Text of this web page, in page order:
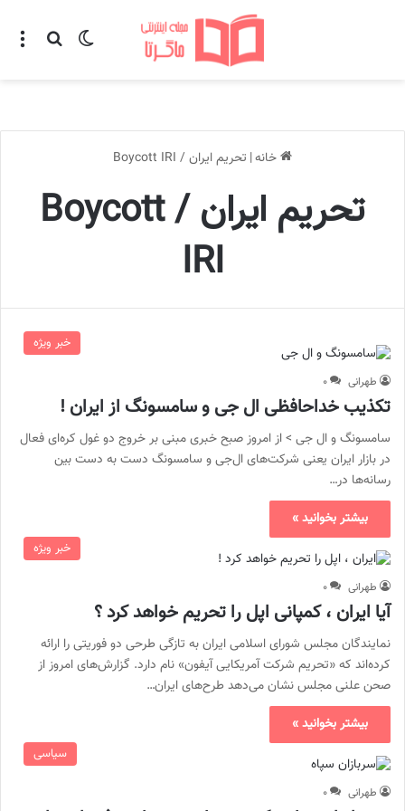
تغییر پوسته
خانه| تحریم ایران / Boycott IRI
تحریم ایران / Boycott
IRI
خبر ویژه
طهرانی ۰
تکذیب خداحافظی ال جی و سامسونگ از ایران !
سامسونگ و ال جی >‌ از امروز صبح خبری مبنی بر خروج دو غول کره‌ای فعال
در بازار ایران یعنی شرکت‌های ال‌جی و سامسونگ دست به دست بین
رسانه‌ها در…
بیشتر بخوانید »
خبر ویژه
طهرانی ۰
آیا ایران ، کمپانی اپل را تحریم خواهد کرد ؟
نمایندگان مجلس شورای اسلامی ایران به‌ تازگی طرحی دو فوریتی را ارائه
کرده‌اند که «تحریم شرکت آمریکایی آیفون» نام دارد. گزارش‌های امروز از
صحن علنی مجلس نشان می‌دهد طرح‌های ایران…
بیشتر بخوانید »
سیاسی
طهرانی ۰